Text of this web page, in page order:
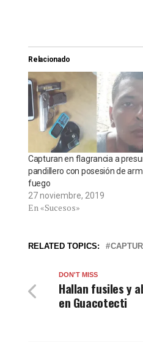
Relacionado
Capturan en flagrancia a
pandillero con posesión de
fuego
27 noviembre, 2019
En «Sucesos»
RELATED TOPICS:
DON'T MISS
Hallan fusiles y
en Guacotecti